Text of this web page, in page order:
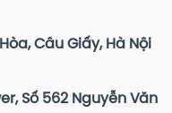
Cầu Giấy, Hà Nội
Số 562 Nguyễn Văn